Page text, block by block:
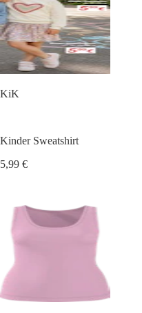
KiK
Kinder Sweatshirt
5,99 €